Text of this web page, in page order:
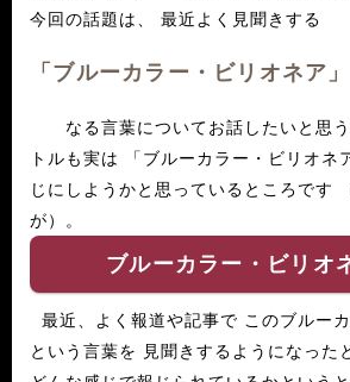
「ブルーカラー・ビリオネア」
トルも実は 「ブルーカラー・ビリオネ
じにしようかと思っているところです
ブルーカラー・ビリオ
という言葉を 見聞きするようになった